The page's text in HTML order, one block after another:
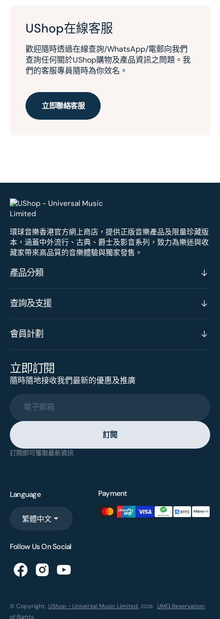
UShop在線客服
歡迎隨時透過在線查詢/WhatsApp/電郵向我們
查詢任何關於UShop購物及產品資訊之問題。我
們的客服專員隨時為你效名。
立即聯絡客服
環球音樂香港官方網上商店，提供正版音樂產品及限量珍藏版
本，涵蓋中外流行、古典、爵士及影音系列，致力為樂迷與收
藏家帶來高品質的音樂體驗與獨家發售。
產品分類
查詢及支援
會員計劃
立即訂閱
隨時隨地接收我們最新的優惠及推廣
電子郵箱
訂閱
訂閱即可獲取最新資訊
Language
繁體中文
Payment
Follow Us On Social
© Copyright, UShop - Universal Music Limited, 2026
UMG Reservation
of Rights